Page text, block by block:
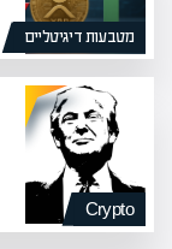
מטבעות דיגיטליים
Crypto